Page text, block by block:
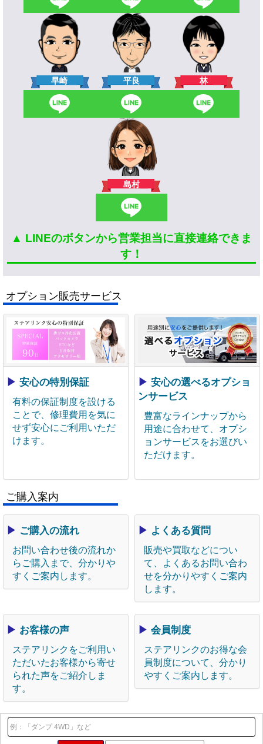
早崎 平良 林
島村
▲ LINEのボタンから営業担当に直接連絡できま
す！
オプション販売サービス
▶ 安心の特別保証
有料の保証制度を設ける
ことで、修理費用を気に
せず安心にご利用いただ
けます。
▶ 安心の選べるオプショ
ンサービス
豊富なラインナップから
用途に合わせて、オプシ
ョンサービスをお選びい
ただけます。
ご購入案内
▶ ご購入の流れ
お問い合わせ後の流れか
らご購入まで、分かりや
すくご案内します。
▶ よくある質問
販売や買取などについ
て、よくあるお問い合わ
せを分かりやすくご案内
します。
▶ お客様の声
ステアリンクをご利用い
ただいたお客様から寄せ
られた声をご紹介しま
す。
▶ 会員制度
ステアリンクのお得な会
員制度について、分かり
やすくご案内します。